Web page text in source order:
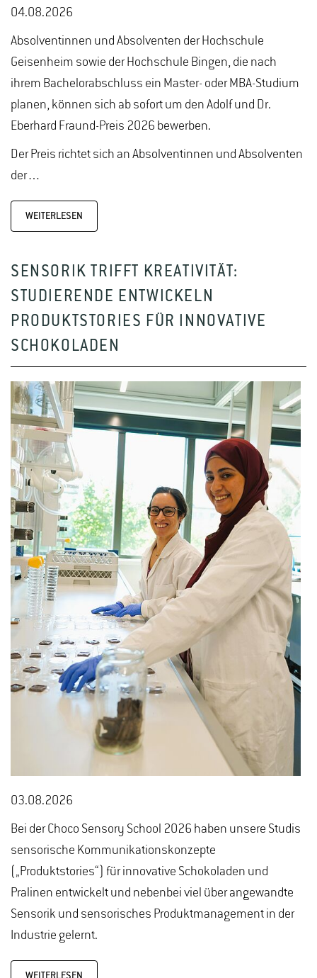
04.08.2026
Absolventinnen und Absolventen der Hochschule
Geisenheim sowie der Hochschule Bingen, die nach
ihrem Bachelorabschluss ein Master- oder MBA-Studium
planen, können sich ab sofort um den Adolf und Dr.
Eberhard Fraund-Preis 2026 bewerben.
Der Preis richtet sich an Absolventinnen und Absolventen
der…
WEITERLESEN
SENSORIK TRIFFT KREATIVITÄT:
STUDIERENDE ENTWICKELN
PRODUKTSTORIES FÜR INNOVATIVE
SCHOKOLADEN
03.08.2026
Bei der Choco Sensory School 2026 haben unsere Studis
sensorische Kommunikationskonzepte
(„Produktstories“) für innovative Schokoladen und
Pralinen entwickelt und nebenbei viel über angewandte
Sensorik und sensorisches Produktmanagement in der
Industrie gelernt.